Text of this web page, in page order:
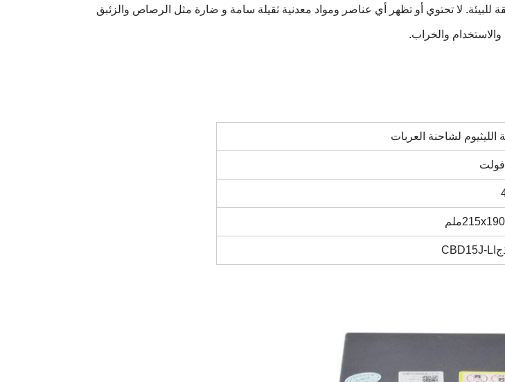
للبيئة. لا تحتوي أو تظهر أي عناصر ومواد معدنية ثقيلة سامة و ضارة مثل الرصاص والزئبق
والاستخدام والخراب.
الليثيوم لشاحنة العربات
ملم
CBD15J-LI